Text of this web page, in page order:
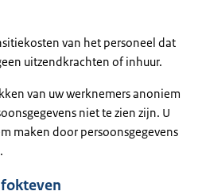
van het personeel dat
uitzendkrachten of inhuur.
van uw werknemers anoniem
niet te zien zijn. U
maken door persoonsgegevens